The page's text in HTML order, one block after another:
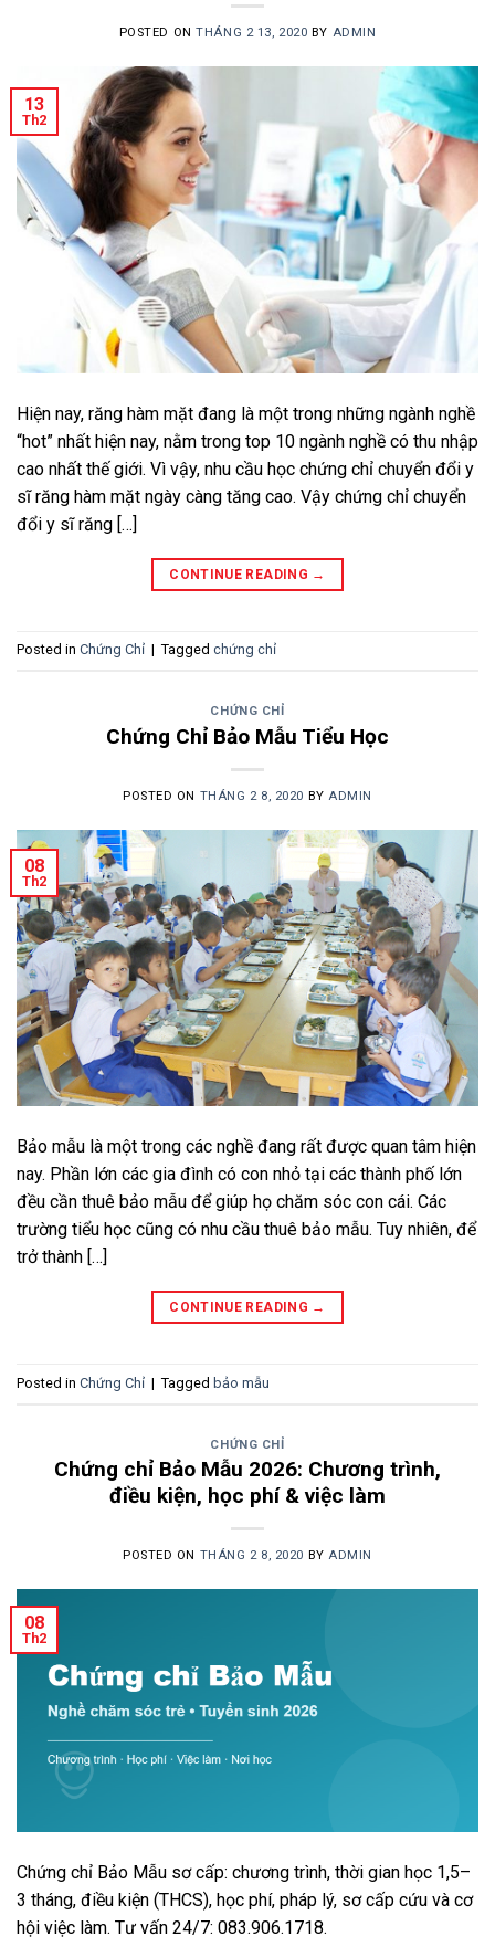
POSTED ONTHÁNG 2 13, 2020 BY ADMIN
13
Th2
Hiện nay, răng hàm mặt đang là một trong những ngành nghề
“hot” nhất hiện nay, nằm trong top 10 ngành nghề có thu nhập
cao nhất thế giới. Vì vậy, nhu cầu học chứng chỉ chuyển đổi y
sĩ răng hàm mặt ngày càng tăng cao. Vậy chứng chỉ chuyển
đổi y sĩ răng […]
CONTINUE READING →
Posted in Chứng Chỉ | Tagged chứng chỉ
CHỨNG CHỈ
Chứng Chỉ Bảo Mẫu Tiểu Học
POSTED ON THÁNG 2 8, 2020 BYADMIN
08
Th2
Bảo mẫu là một trong các nghề đang rất được quan tâm hiện
nay. Phần lớn các gia đình có con nhỏ tại các thành phố lớn
đều cần thuê bảo mẫu để giúp họ chăm sóc con cái. Các
trường tiểu học cũng có nhu cầu thuê bảo mẫu. Tuy nhiên, để
trở thành […]
CONTINUE READING →
Posted in Chứng Chỉ | Tagged bảo mẫu
CHỨNG CHỈ
Chứng chỉ Bảo Mẫu 2026: Chương trình,
điều kiện, học phí & việc làm
POSTED ON THÁNG 2 8, 2020 BYADMIN
08
Th2
Chứng chỉ Bảo Mẫu sơ cấp: chương trình, thời gian học 1,5–
3 tháng, điều kiện (THCS), học phí, pháp lý, sơ cấp cứu và cơ
hội việc làm. Tư vấn 24/7: 083.906.1718.